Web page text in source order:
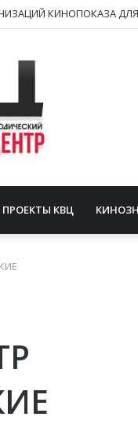
ПРОЕКТЫ КВЦ